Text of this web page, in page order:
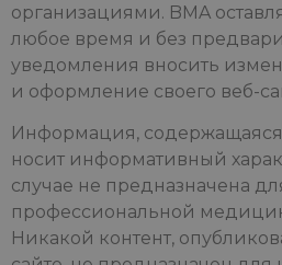
организациями. BMA
любое время и без
уведомления вносить
и оформление своего веб-
Информация, содержащаяся
носит информативный
случае не предназначена
профессиональной
Никакой контент,